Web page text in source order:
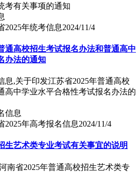
考有关事项的通知
2025年统考信息2024/11/4
通高校招生考试报名办法和普通高中
办法的通知
息,关于印发江苏省2025年普通高校
高中学业水平合格性考试报名办法的
2025年高考报名信息2024/11/4
生艺术类专业考试有关事宜的说明
南省2025年普通高校招生艺术类专